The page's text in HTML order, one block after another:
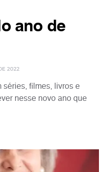
ano de
2022
séries, filmes, livros e
nesse novo ano que